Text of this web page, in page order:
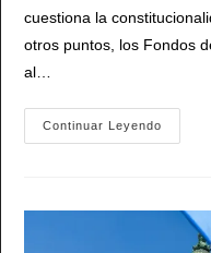
cuestiona la
otros puntos, los Fondos
al…
Continuar Leyendo